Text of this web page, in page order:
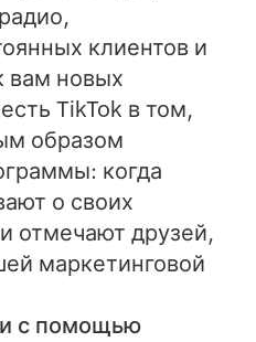
клиентов и
вам новых
TikTok в том,
образом
когда
о своих
отмечают друзей,
маркетинговой
с помощью